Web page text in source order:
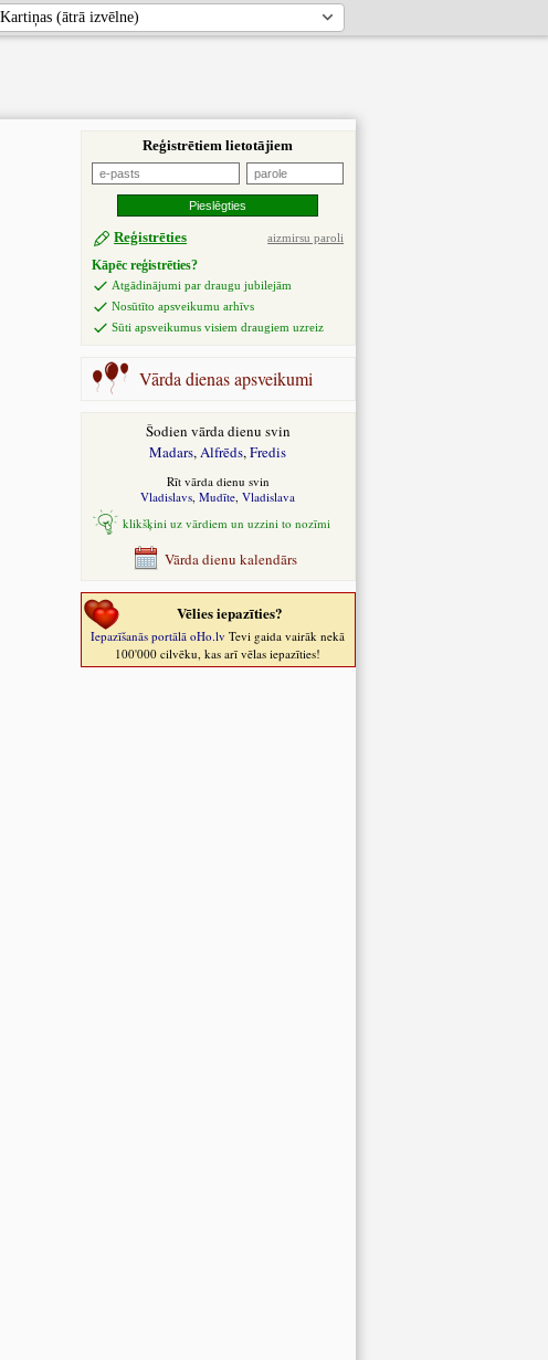
Reģistrētiem lietotājiem
Reģistrēties aizmirsu paroli
Kāpēc reģistrēties?
Atgādinājumi par draugu jubilejām
Nosūtīto apsveikumu arhīvs
Sūti apsveikumus visiem draugiem uzreiz
Vārda dienas apsveikumi
Šodien vārda dienu svin
Madars,Alfrēds,Fredis
Rīt vārda dienu svin
Vladislavs,Mudīte,Vladislava
klikšķini uz vārdiem un uzzini to nozīmi
Vārda dienu kalendārs
Vēlies iepazīties?
Iepazīšanās portālā oHo.lv Tevi gaida vairāk nekā
100'000 cilvēku, kas arī vēlas iepazīties!